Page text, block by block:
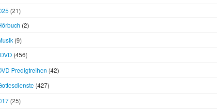
(21)
(2)
(9)
DVD (456)
Predigtreihen (42)
(427)
(25)